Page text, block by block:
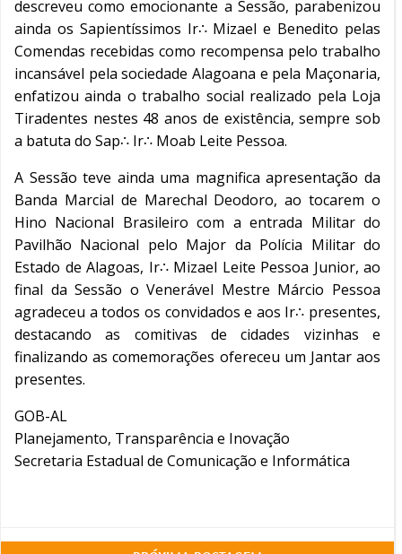
descreveu como emocionante a Sessão, parabenizou
ainda os Sapientíssimos Ir∴ Mizael e Benedito pelas
Comendas recebidas como recompensa pelo trabalho
incansável pela sociedade Alagoana e pela Maçonaria,
enfatizou ainda o trabalho social realizado pela Loja
Tiradentes nestes 48 anos de existência, sempre sob
a batuta do Sap∴ Ir∴ Moab Leite Pessoa.
A Sessão teve ainda uma magnifica apresentação da
Banda Marcial de Marechal Deodoro, ao tocarem o
Hino Nacional Brasileiro com a entrada Militar do
Pavilhão Nacional pelo Major da Polícia Militar do
Estado de Alagoas, Ir∴ Mizael Leite Pessoa Junior, ao
final da Sessão o Venerável Mestre Márcio Pessoa
agradeceu a todos os convidados e aos Ir∴ presentes,
destacando as comitivas de cidades vizinhas e
finalizando as comemorações ofereceu um Jantar aos
presentes.
GOB-AL
Planejamento, Transparência e Inovação
Secretaria Estadual de Comunicação e Informática